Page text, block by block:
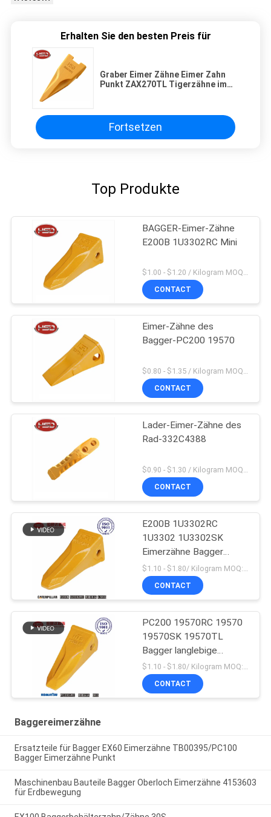
Erhalten Sie den besten Preis für
Graber Eimer Zähne Eimer Zahn
Punkt ZAX270TL Tigerzähne im
Fortsetzen
Top Produkte
BAGGER-Eimer-Zähne
E200B 1U3302RC Mini
$1.00 - $1.20 / Kilogram MOQ:100 Kilogramm/Kilogramm
CONTACT
Eimer-Zähne des
Bagger-PC200 19570
$0.80 - $1.35 / Kilogram MOQ:100 Kilogramm/Kilogramm
CONTACT
Lader-Eimer-Zähne des
Rad-332C4388
CONTACT
E200B 1U3302RC
1U3302 1U3302SK
Eimerzähne Bagger
Massenproduktion
CONTACT
PC200 19570RC 19570
19570SK 19570TL
Bagger langlebige
Eimerzähne für Komatsu$1.10 - $1.80/ Kilogram MOQ:100 Kilogramm/Kilogramm
CONTACT
Baggereimerzähne
Ersatzteile für Bagger EX60 Eimerzähne TB00395/PC100
Bagger Eimerzähne Punkt
Maschinenbau Bauteile Bagger Oberloch Eimerzähne 4153603
für Erdbewegung